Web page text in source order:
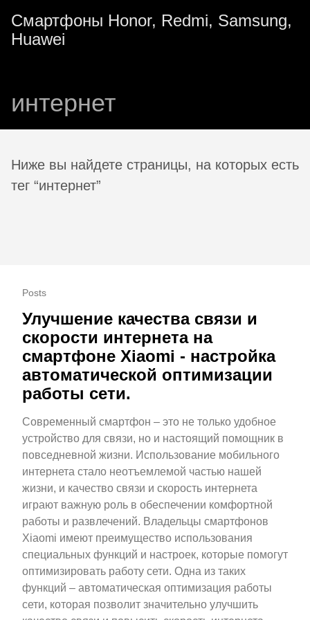
Смартфоны Honor, Redmi, Samsung,
Huawei
интернет
Ниже вы найдете страницы, на которых есть
тег “интернет”
Posts
Улучшение качества связи и
скорости интернета на
смартфоне Xiaomi - настройка
автоматической оптимизации
работы сети.
Современный смартфон – это не только удобное
устройство для связи, но и настоящий помощник в
повседневной жизни. Использование мобильного
интернета стало неотъемлемой частью нашей
жизни, и качество связи и скорость интернета
играют важную роль в обеспечении комфортной
работы и развлечений. Владельцы смартфонов
Xiaomi имеют преимущество использования
специальных функций и настроек, которые помогут
оптимизировать работу сети. Одна из таких
функций – автоматическая оптимизация работы
сети, которая позволит значительно улучшить